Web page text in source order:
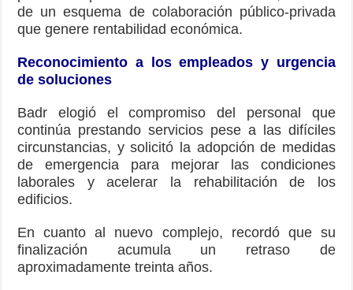
de un esquema de colaboración público-privada
que genere rentabilidad económica.
Reconocimiento a los empleados y urgencia
de soluciones
Badr elogió el compromiso del personal que
continúa prestando servicios pese a las difíciles
circunstancias, y solicitó la adopción de medidas
de emergencia para mejorar las condiciones
laborales y acelerar la rehabilitación de los
edificios.
En cuanto al nuevo complejo, recordó que su
finalización acumula un retraso de
aproximadamente treinta años.